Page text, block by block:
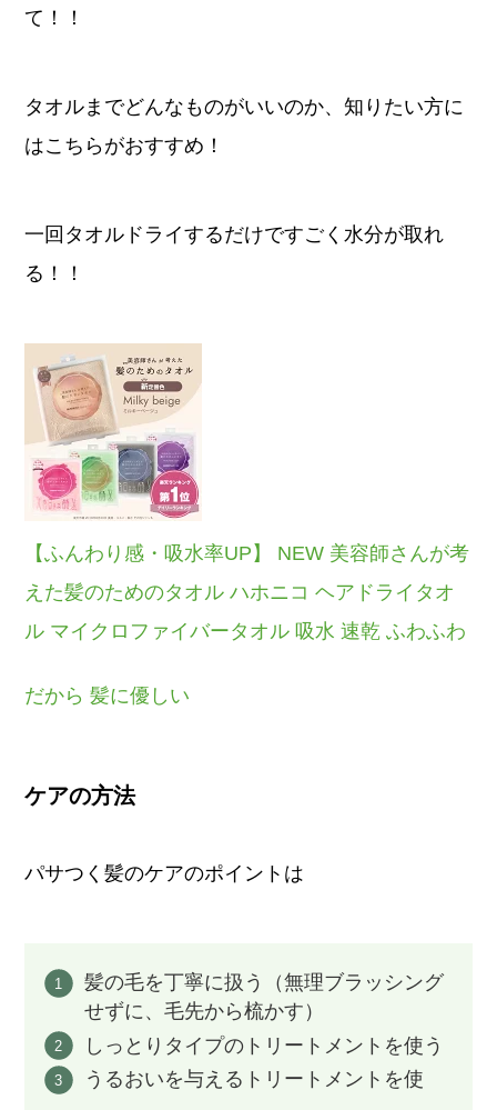
て！！
タオルまでどんなものがいいのか、知りたい方に
はこちらがおすすめ！
一回タオルドライするだけですごく水分が取れ
る！！
【ふんわり感・吸水率UP】 NEW 美容師さんが考
えた髪のためのタオル ハホニコ ヘアドライタオ
ル マイクロファイバータオル 吸水 速乾 ふわふわ
だから 髪に優しい
ケアの方法
パサつく髪のケアのポイントは
髪の毛を丁寧に扱う（無理ブラッシング
せずに、毛先から梳かす）
しっとりタイプのトリートメントを使う
うるおいを与えるトリートメントを使